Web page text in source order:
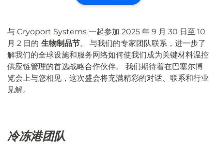
与 Cryoport Systems 一起参加 2025 年 9 月 30 日至 10
月 2 日的 生物制品节。 与我们的专家团队联系，进一步了
解我们的全球设施和服务网络如何使我们成为关键材料温控
供应链管理的首选战略合作伙伴。 我们期待着在巴塞尔博
览会上与您相见，这次盛会将充满精彩的对话、联系和行业
见解。
冷冻港团队